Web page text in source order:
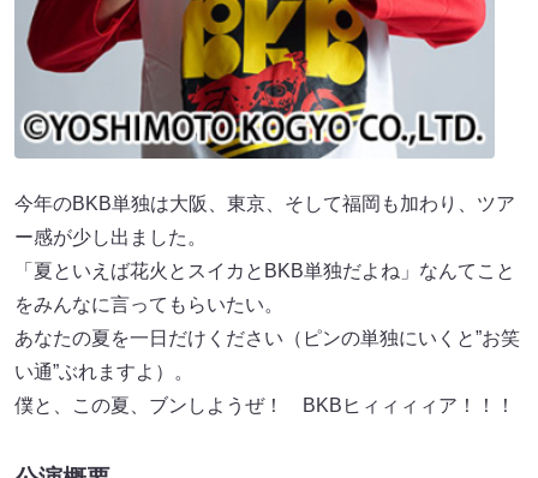
今年のBKB単独は大阪、東京、そして福岡も加わり、ツア
ー感が少し出ました。
「夏といえば花火とスイカとBKB単独だよね」なんてこと
をみんなに言ってもらいたい。
あなたの夏を一日だけください（ピンの単独にいくと”お笑
い通”ぶれますよ）。
僕と、この夏、ブンしようぜ！ BKBヒィィィィア！！！